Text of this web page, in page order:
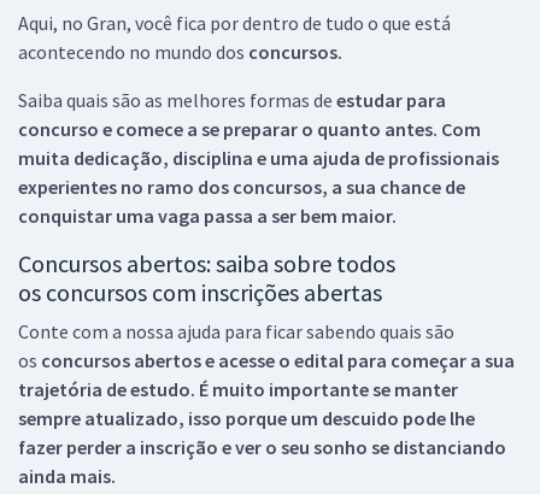
Aqui, no Gran, você fica por dentro de tudo o que está
acontecendo no mundo dos concursos.
Saiba quais são as melhores formas de estudar para
concurso e comece a se preparar o quanto antes. Com
muita dedicação, disciplina e uma ajuda de profissionais
experientes no ramo dos concursos, a sua chance de
conquistar uma vaga passa a ser bem maior.
Concursos abertos: saiba sobre todos
os concursos com inscrições abertas
Conte com a nossa ajuda para ficar sabendo quais são
os concursos abertos e acesse o edital para começar a sua
trajetória de estudo. É muito importante se manter
sempre atualizado, isso porque um descuido pode lhe
fazer perder a inscrição e ver o seu sonho se distanciando
ainda mais.